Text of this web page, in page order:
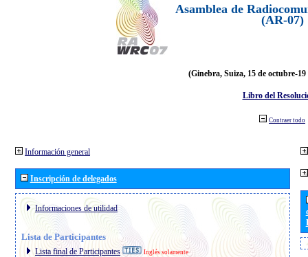
Asamblea de
(AR-07)
(Ginebra, Suiza, 15 de octubre-19
Libro del
Contraer todo
Información general
Inscripción de delegados
Informaciones de utilidad
Lista de Participantes
Lista final de Participantes Inglés solamente